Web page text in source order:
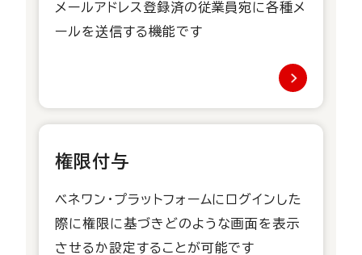
メールアドレス登録済の従業員宛に各種メ
ールを送信する機能です
権限付与
ベネワン・プラットフォームにログインした
際に権限に基づきどのような画面を表示
させるか設定することが可能です